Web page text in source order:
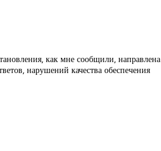
как мне сообщили, направлена
нарушений качества обеспечения